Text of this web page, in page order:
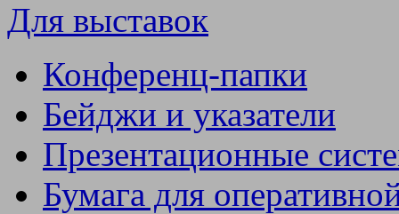
Для выставок
Конференц-папки
Бейджи и указатели
Презентационные
Бумага для